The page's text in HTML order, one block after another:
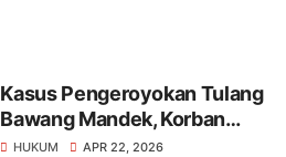
Kasus Pengeroyokan Tulang
Bawang Mandek, Korban
Diserang Lagi
HUKUM APR 22, 2026